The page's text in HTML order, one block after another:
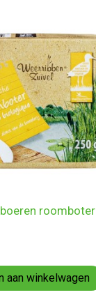
roomboter
aan winkelwagen